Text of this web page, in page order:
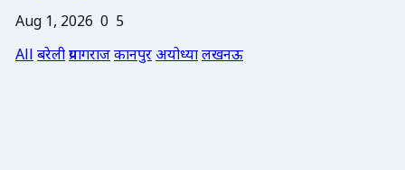
Aug 1, 2026 0 5
Allबरेलीप्रयागराजकानपुरअयोध्यालखनऊ